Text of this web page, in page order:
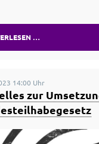
…
14:00 Uhr
zur